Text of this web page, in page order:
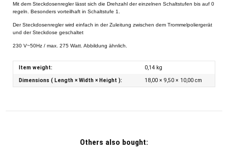
Mit dem Steckdosenregler lässt sich die Drehzahl der einzelnen Schaltstufen bis auf 0
regeln. Besonders vorteilhaft in Schaltstufe 1.
Der Steckdosenregler wird einfach in der Zuleitung zwischen dem Trommelpoliergerät
und der Steckdose geschaltet
230 V~50Hz / max. 275 Watt. Abbildung ähnlich.
Item weight: 0,14 kg
Dimensions ( Length × Width × Height ):
18,00 × 9,50 × 10,00 cm
Others also bought: